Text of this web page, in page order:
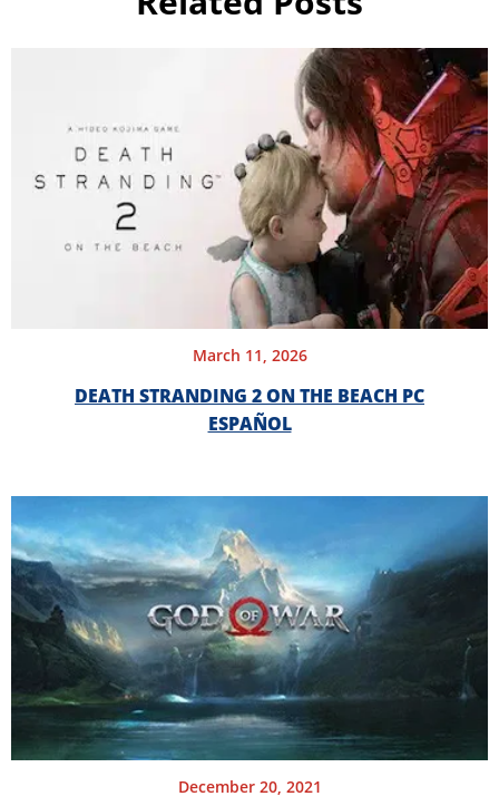
March 11, 2026
DEATH STRANDING 2 ON THE BEACH PC
ESPAÑOL
December 20, 2021